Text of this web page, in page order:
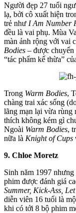
Người đẹp 27 tuổi
lạ, bởi cô xuất hiện
trẻ như I Am Number
đều là vai phụ. Mùa
màn ảnh rộng với vai
Bodies – được
“tác phẩm kế thừa”
Trong Warm Bodies,
chàng trai xác sống
lãng mạn lại vừa rùng
thích không kém gì
Ngoài Warm Bodies,
nữa là Knight of Cups
9. Chloe Moretz
Sinh năm 1997
phim được đánh giá
Summer, Kick-Ass,
diễn viên 16 tuổi là
khi có tới 8 bộ phim